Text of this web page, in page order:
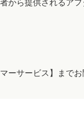
から提供されるア
ーサービス】まで